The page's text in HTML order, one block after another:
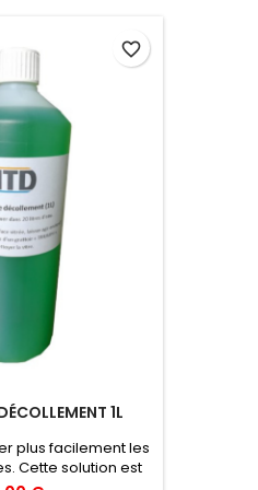
1L
plus facilement les
Cette solution est
favorite_border